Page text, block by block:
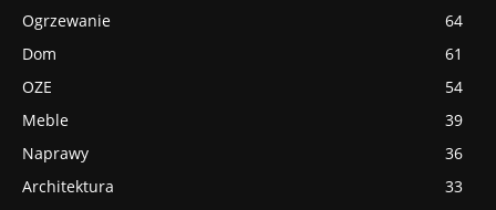
Ogrzewanie
64
Dom
61
OZE
54
Meble
39
Naprawy
36
Architektura
33